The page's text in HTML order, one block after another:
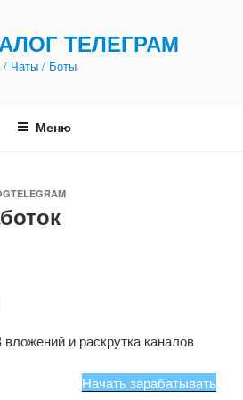
ТЕЛЕГРАМ
/ Чаты / Боты
Меню
и раскрутка каналов
Начать зарабатывать